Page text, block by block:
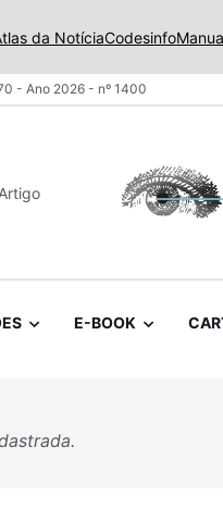
da NotíciaCodesinfo
- Ano 2026 - nº 1400
E-BOOK